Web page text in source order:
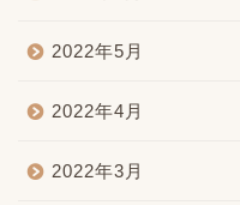
2022年5月
2022年4月
2022年3月